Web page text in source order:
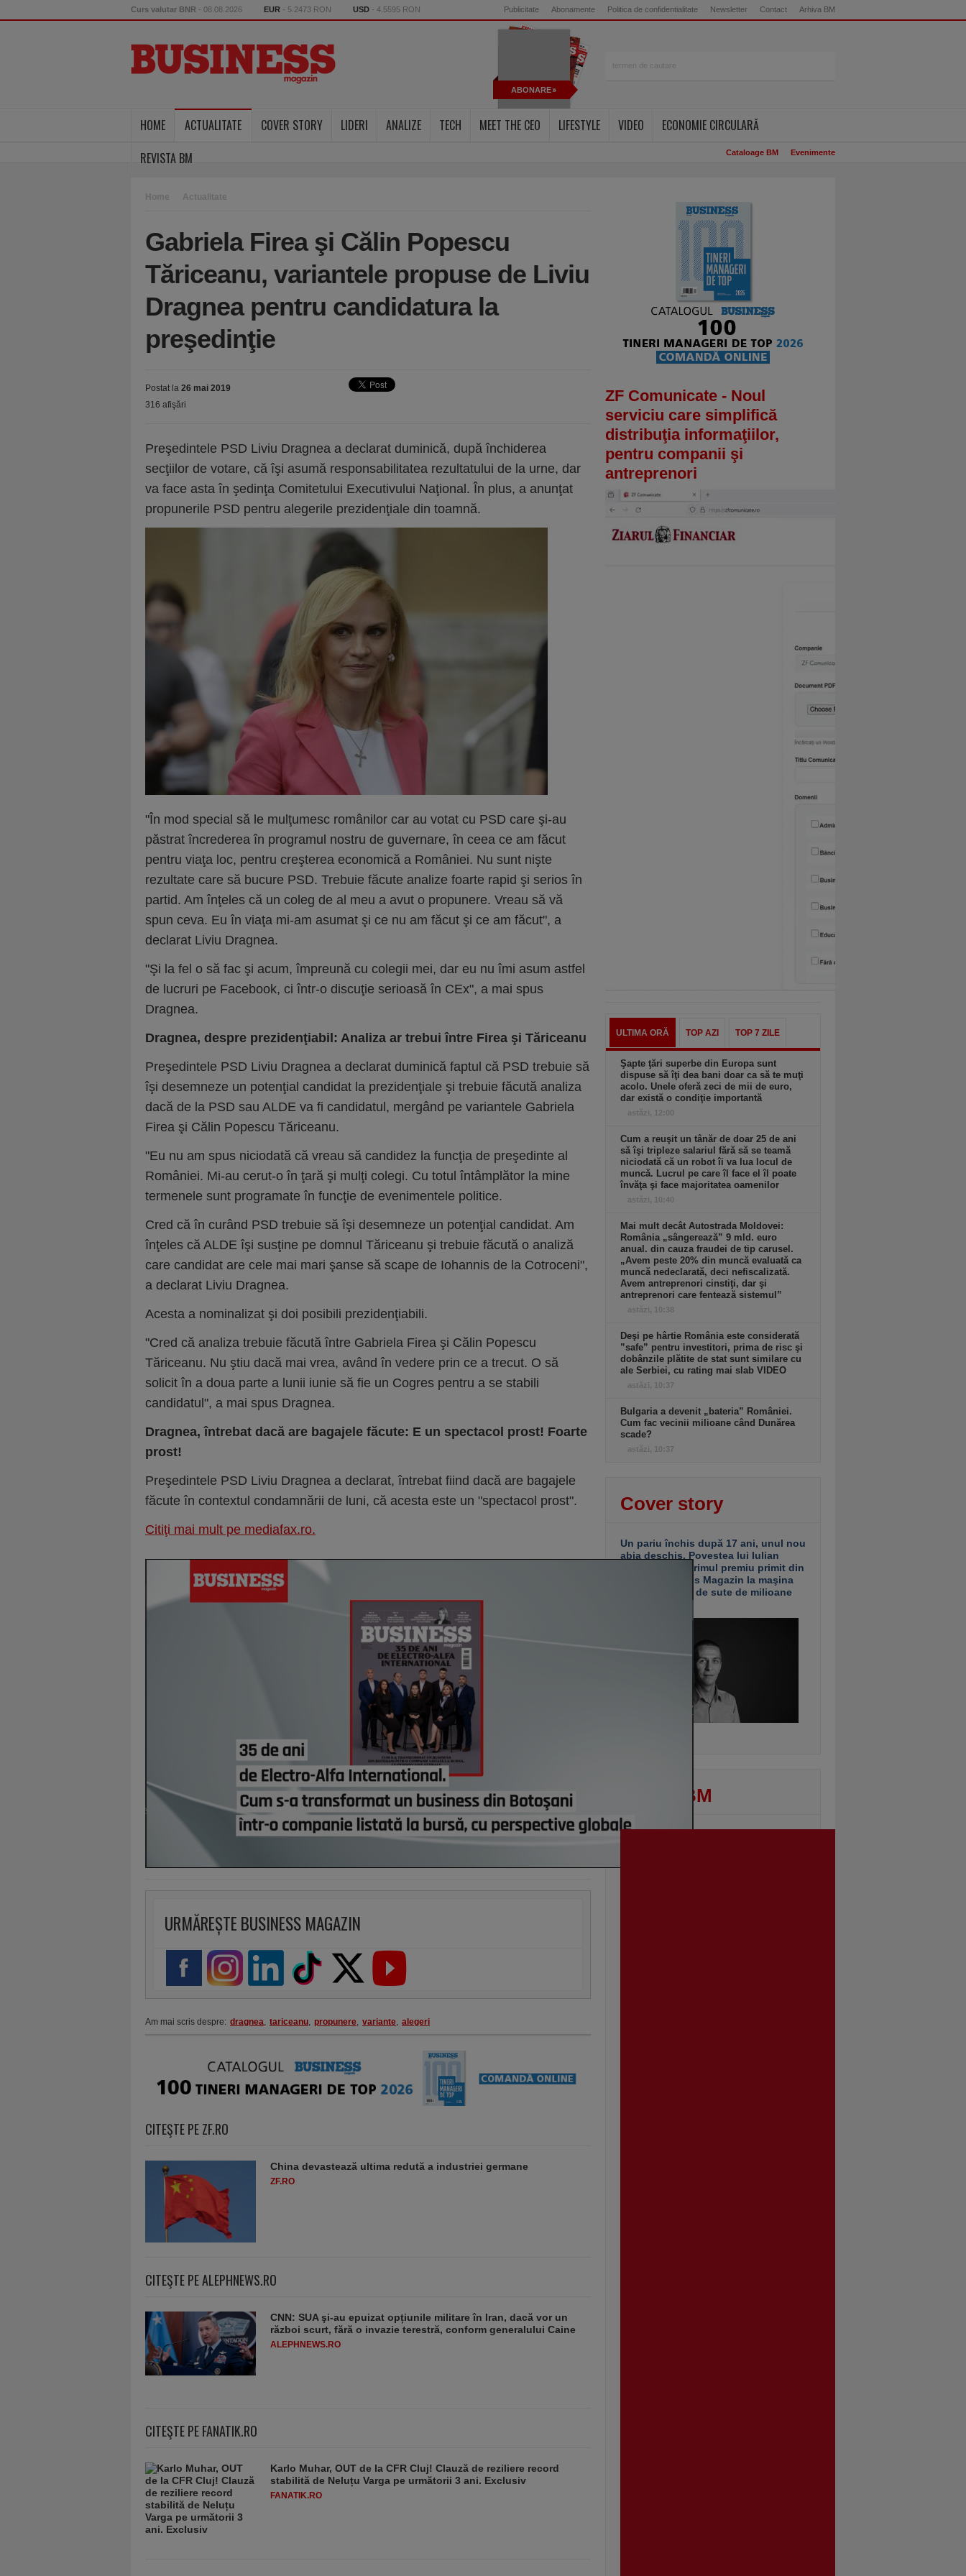
Curs valutar BNR - 08.08.2026 EUR - 5.2473 RON USD - 4.5595 RON Publicitate Abonamente Politica de confidentialitate Newsletter Contact Arhiva BM
ABONARE
HOME ACTUALITATE COVER STORY LIDERI ANALIZE TECH MEET THE CEO LIFESTYLE VIDEO
ECONOMIE CIRCULARĂ
REVISTA BM
Cataloage BM Evenimente
Home Actualitate
Gabriela Firea şi Călin Popescu
Tăriceanu, variantele propuse de Liviu
Dragnea pentru candidatura la
preşedinţie
Postat la 26 mai 2019
316 afişări
Preşedintele PSD Liviu Dragnea a declarat duminică, după închiderea
secţiilor de votare, că îşi asumă responsabilitatea rezultatului de la urne, dar
va face asta în şedinţa Comitetului Executivului Naţional. În plus, a anunţat
propunerile PSD pentru alegerile prezidenţiale din toamnă.
"În mod special să le mulţumesc românilor car au votat cu PSD care şi-au
păstrat încrederea în programul nostru de guvernare, în ceea ce am făcut
pentru viaţa loc, pentru creşterea economică a României. Nu sunt nişte
rezultate care să bucure PSD. Trebuie făcute analize foarte rapid şi serios în
partid. Am înţeles că un coleg de al meu a avut o propunere. Vreau să vă
spun ceva. Eu în viaţa mi-am asumat şi ce nu am făcut şi ce am făcut", a
declarat Liviu Dragnea.
"Şi la fel o să fac şi acum, împreună cu colegii mei, dar eu nu îmi asum astfel
de lucruri pe Facebook, ci într-o discuţie serioasă în CEx", a mai spus
Dragnea.
Dragnea, despre prezidenţiabil: Analiza ar trebui între Firea şi Tăriceanu
Preşedintele PSD Liviu Dragnea a declarat duminică faptul că PSD trebuie să
îşi desemneze un potenţial candidat la prezidenţiale şi trebuie făcută analiza
dacă de la PSD sau ALDE va fi candidatul, mergând pe variantele Gabriela
Firea şi Călin Popescu Tăriceanu.
"Eu nu am spus niciodată că vreau să candidez la funcţia de preşedinte al
României. Mi-au cerut-o în ţară şi mulţi colegi. Cu totul întâmplător la mine
termenele sunt programate în funcţie de evenimentele politice.
Cred că în curând PSD trebuie să îşi desemneze un potenţial candidat. Am
înţeles că ALDE îşi susţine pe domnul Tăriceanu şi trebuie făcută o analiză
care candidat are cele mai mari şanse să scape de Iohannis de la Cotroceni",
a declarat Liviu Dragnea.
Acesta a nominalizat şi doi posibili prezidenţiabili.
"Cred că analiza trebuie făcută între Gabriela Firea şi Călin Popescu
Tăriceanu. Nu ştiu dacă mai vrea, având în vedere prin ce a trecut. O să
solicit în a doua parte a lunii iunie să fie un Cogres pentru a se stabili
candidatul", a mai spus Dragnea.
Dragnea, întrebat dacă are bagajele făcute: E un spectacol prost! Foarte
prost!
Preşedintele PSD Liviu Dragnea a declarat, întrebat fiind dacă are bagajele
făcute în contextul condamnării de luni, că acesta este un "spectacol prost".
Citiţi mai mult pe mediafax.ro.
URMĂREȘTE BUSINESS MAGAZIN
Am mai scris despre: dragnea, tariceanu, propunere, variante, alegeri
CITEŞTE PE ZF.RO
China devastează ultima redută a industriei germane
ZF.RO
CITEŞTE PE ALEPHNEWS.RO
CNN: SUA şi-au epuizat opțiunile militare în Iran, dacă vor un
război scurt, fără o invazie terestră, conform generalului Caine
ALEPHNEWS.RO
CITEŞTE PE FANATIK.RO
Karlo Muhar, OUT de la CFR Cluj! Clauză de reziliere record
stabilită de Neluțu Varga pe următorii 3 ani. Exclusiv
FANATIK.RO
ZF Comunicate - Noul
serviciu care simplifică
distribuţia informaţiilor,
pentru companii şi
antreprenori
ULTIMA ORĂ TOP AZI TOP 7 ZILE
Şapte ţări superbe din Europa sunt
dispuse să îţi dea bani doar ca să te muţi
acolo. Unele oferă zeci de mii de euro,
dar există o condiţie importantă
astăzi, 12:00
Cum a reuşit un tânăr de doar 25 de ani
să îşi tripleze salariul fără să se teamă
niciodată că un robot îi va lua locul de
muncă. Lucrul pe care îl face el îl poate
învăţa şi face majoritatea oamenilor
astăzi, 10:40
Mai mult decât Autostrada Moldovei:
România „sângerează” 9 mld. euro
anual. din cauza fraudei de tip carusel.
„Avem peste 20% din muncă evaluată ca
muncă nedeclarată, deci nefiscalizată.
Avem antreprenori cinstiţi, dar şi
antreprenori care fentează sistemul”
astăzi, 10:38
Deşi pe hârtie România este considerată
”safe” pentru investitori, prima de risc şi
dobânzile plătite de stat sunt similare cu
ale Serbiei, cu rating mai slab VIDEO
astăzi, 10:37
Bulgaria a devenit „bateria” României.
Cum fac vecinii milioane când Dunărea
scade?
astăzi, 10:37
Cover story
Un pariu închis după 17 ani, unul nou
abia deschis. Povestea lui Iulian
Stanciu de la primul premiu primit din
partea Business Magazin la maşina
lui de investiţii de sute de milioane
VIDEO BM